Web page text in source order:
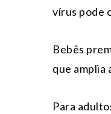
vírus pode
Bebês
que amplia
Para